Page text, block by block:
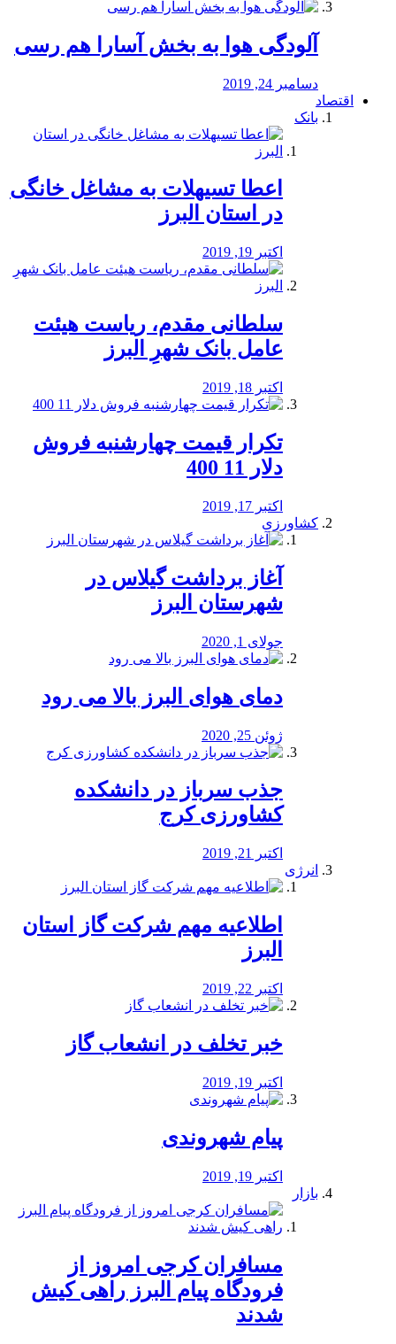
آلودگی هوا به بخش آسارا هم رسی
دسامبر 24, 2019
اقتصاد
بانک
️اعطا تسیهلات به مشاغل خانگی
در استان البرز
اکتبر 19, 2019
سلطانی مقدم، ریاست هیئت
عامل بانک شهرِ البرز
اکتبر 18, 2019
تکرار قیمت چهارشنبه فروش
دلار 11 400
اکتبر 17, 2019
کشاورزی
آغاز برداشت گیلاس در
شهرستان البرز
جولای 1, 2020
دمای هوای البرز بالا می رود
ژوئن 25, 2020
جذب سرباز در دانشکده
کشاورزی کرج
اکتبر 21, 2019
انرژی
️اطلاعیه مهم شرکت گاز استان
البرز
اکتبر 22, 2019
خبر تخلف در انشعاب گاز
اکتبر 19, 2019
پیام شهروندی
اکتبر 19, 2019
بازار
مسافران کرجی امروز از
فرودگاه پیام البرز راهی کیش
شدند